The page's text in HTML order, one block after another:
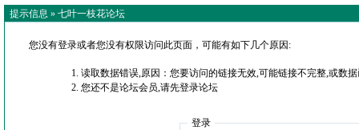
提示信息 » 七叶一枝花论坛
您没有登录或者您没有权限访问此页面，可能有如下几个原因:
读取数据错误,原因：您要访问的链接无效,可能链接不完整,或数
您还不是论坛会员,请先登录论坛
登录